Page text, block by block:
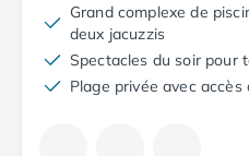
Camping Carnac
Camping La Trinité sur Mer
Camping Locmariaquer
Camping Penestin
Grand complexe de
deux jacuzzis
Spectacles du soir pour
Plage privée avec